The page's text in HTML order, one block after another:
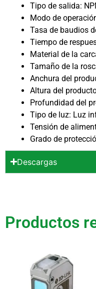
Tipo de salida:
Modo de
Tasa de baudios
Tiempo de
Material de la
Tamaño de la
Anchura del
Altura del
Profundidad del
Tipo de luz: Luz
Tensión de
Grado de
Descargas
Productos